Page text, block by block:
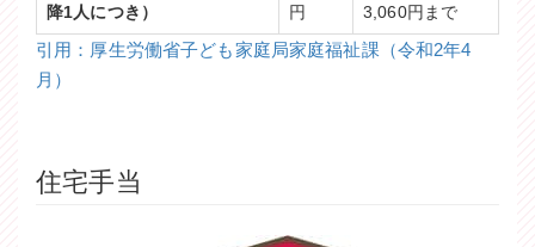
降1人につき）
円
3,060円まで
引用：厚生労働省子ども家庭局家庭福祉課（令和2年4
月）
住宅手当